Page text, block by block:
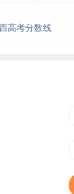
高考分数线